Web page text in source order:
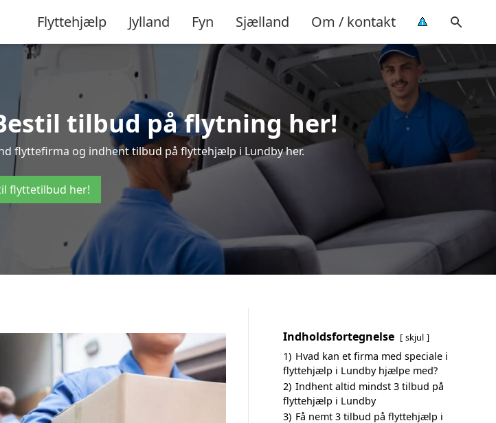
Flyttehjælp Jylland Fyn Sjælland Om / kontakt
tilbud på flytning her!
flyttefirma og indhent tilbud på flyttehjælp i Lundby her.
flyttetilbud her!
Indholdsfortegnelse skjul
1) Hvad kan et firma med speciale i
flyttehjælp i Lundby hjælpe med?
2) Indhent altid mindst 3 tilbud på
flyttehjælp i Lundby
3) Få nemt 3 tilbud på flyttehjælp i